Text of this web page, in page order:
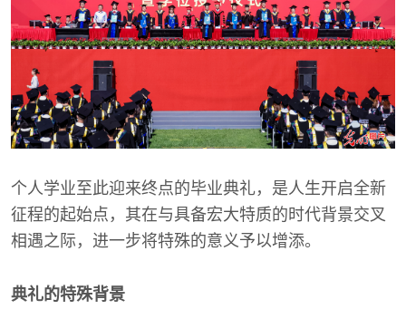
个人学业至此迎来终点的毕业典礼，是人生开启全新
征程的起始点，其在与具备宏大特质的时代背景交叉
相遇之际，进一步将特殊的意义予以增添。
典礼的特殊背景